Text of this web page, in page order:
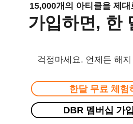
15,000개의 아티클을 제대
가입하면, 한
걱정마세요. 언제든 해
한달 무료 체험
DBR 멤버십 가